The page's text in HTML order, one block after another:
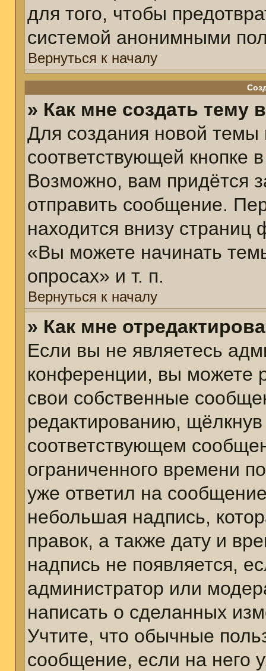
для того, чтобы
системой анонимными
Вернуться к началу
» Как мне создать тему
Для создания новой
соответствующей кнопке
Возможно, вам придётся
отправить сообщение.
находится внизу
«Вы можете начинать
опросах» и т. п.
Вернуться к началу
» Как мне
Если вы не являетесь
конференции, вы можете
свои собственные
редактированию,
соответствующем
ограниченного времени
уже ответил на
небольшая надпись,
правок, а также дату и
надпись не появляется,
администратор или
написать о сделанных
Учтите, что обычные
сообщение, если на него